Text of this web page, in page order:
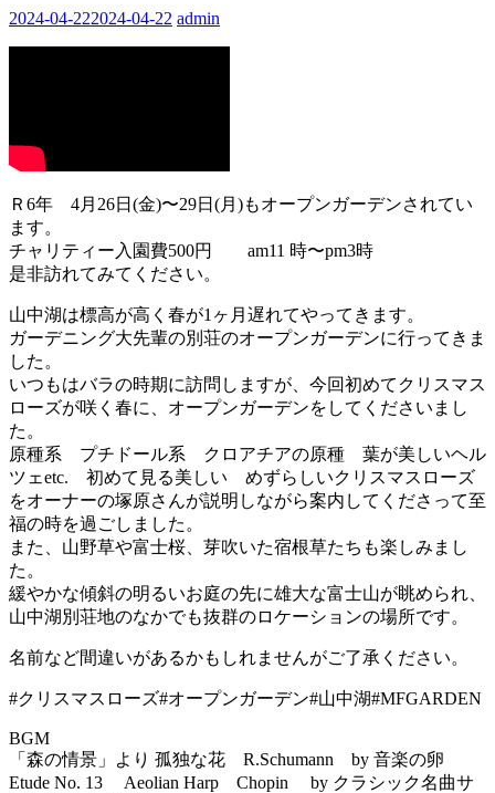
2024-04-222024-04-22 admin
Ｒ6年 4月26日(金)〜29日(月)もオープンガーデンされてい
ます。
チャリティー入園費500円 am11 時〜pm3時
是非訪れてみてください。
山中湖は標高が高く春が1ヶ月遅れてやってきます。
ガーデニング大先輩の別荘のオープンガーデンに行ってきま
した。
いつもはバラの時期に訪問しますが、今回初めてクリスマス
ローズが咲く春に、オープンガーデンをしてくださいまし
た。
原種系 プチドール系 クロアチアの原種 葉が美しいヘル
ツェetc. 初めて見る美しい めずらしいクリスマスローズ
をオーナーの塚原さんが説明しながら案内してくださって至
福の時を過ごしました。
また、山野草や富士桜、芽吹いた宿根草たちも楽しみまし
た。
緩やかな傾斜の明るいお庭の先に雄大な富士山が眺められ、
山中湖別荘地のなかでも抜群のロケーションの場所です。
名前など間違いがあるかもしれませんがご了承ください。
#クリスマスローズ#オープンガーデン#山中湖#MFGARDEN
BGM
「森の情景」より 孤独な花 R.Schumann by 音楽の卵
Etude No. 13 Aeolian Harp Chopin by クラシック名曲サ